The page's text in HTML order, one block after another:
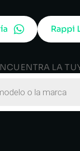
Rappi
LA